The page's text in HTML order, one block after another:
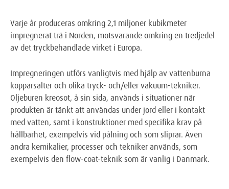
Varje år produceras omkring 2,1 miljoner kubikmeter
impregnerat trä i Norden, motsvarande omkring en tredjedel
av det tryckbehandlade virket i Europa.
Impregneringen utförs vanligtvis med hjälp av vattenburna
kopparsalter och olika tryck- och/eller vakuum-tekniker.
Oljeburen kreosot, å sin sida, används i situationer när
produkten är tänkt att användas under jord eller i kontakt
med vatten, samt i konstruktioner med specifika krav på
hållbarhet, exempelvis vid pålning och som sliprar. Även
andra kemikalier, processer och tekniker används, som
exempelvis den flow-coat-teknik som är vanlig i Danmark.